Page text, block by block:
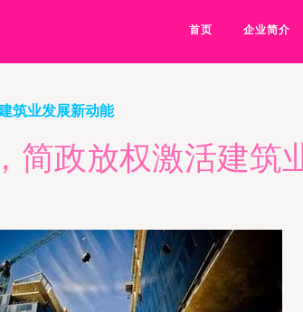
首页 企业简介
筑业发展新动能
简政放权激活建筑